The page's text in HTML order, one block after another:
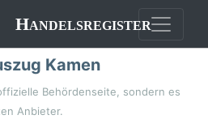
Handelsregister
Kamen
Behördenseite, sondern es
Anbieter.